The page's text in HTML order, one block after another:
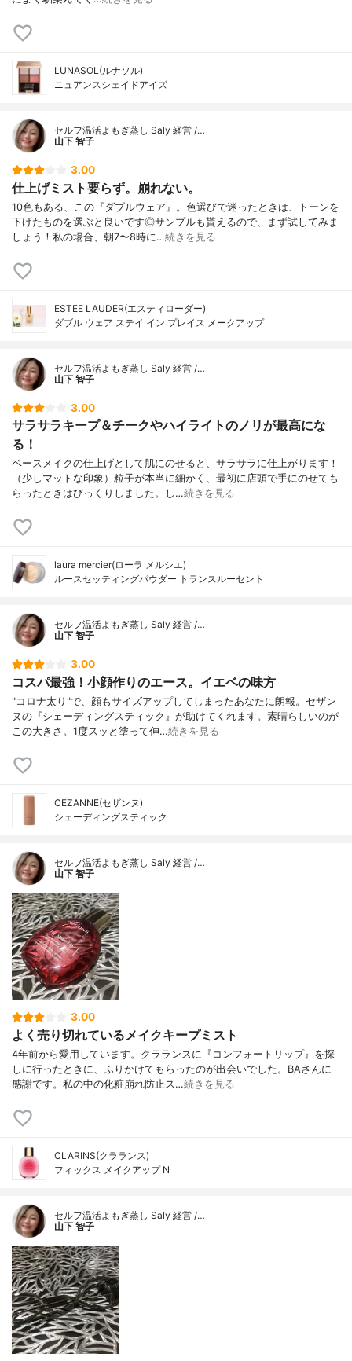
LUNASOL(ルナソル)
ニュアンスシェイドアイズ
セルフ温活よもぎ蒸し Saly 経営 /…
山下 智子
3.00
仕上げミスト要らず。崩れない。
10色もある、この『ダブルウェア』。色選びで迷ったときは、トーンを
下げたものを選ぶと良いです◎サンプルも貰えるので、まず試してみま
しょう！私の場合、朝7〜8時に…続きを見る
ESTEE LAUDER(エスティローダー)
ダブル ウェア ステイ イン プレイス メークアップ
セルフ温活よもぎ蒸し Saly 経営 /…
山下 智子
3.00
サラサラキープ＆チークやハイライトのノリが最高にな
る！
ベースメイクの仕上げとして肌にのせると、サラサラに仕上がります！
（少しマットな印象）粒子が本当に細かく、最初に店頭で手にのせても
らったときはびっくりしました。し…続きを見る
laura mercier(ローラ メルシエ)
ルースセッティングパウダー トランスルーセント
セルフ温活よもぎ蒸し Saly 経営 /…
山下 智子
3.00
コスパ最強！小顔作りのエース。イエベの味方
"コロナ太り"で、顔もサイズアップしてしまったあなたに朗報。セザン
ヌの『シェーディングスティック』が助けてくれます。素晴らしいのが
この大きさ。1度スッと塗って伸…続きを見る
CEZANNE(セザンヌ)
シェーディングスティック
セルフ温活よもぎ蒸し Saly 経営 /…
山下 智子
3.00
よく売り切れているメイクキープミスト
4年前から愛用しています。クラランスに『コンフォートリップ』を探
しに行ったときに、ふりかけてもらったのが出会いでした。BAさんに
感謝です。私の中の化粧崩れ防止ス…続きを見る
CLARINS(クラランス)
フィックス メイクアップ N
セルフ温活よもぎ蒸し Saly 経営 /…
山下 智子